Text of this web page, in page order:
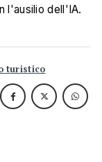
l'ausilio dell'IA.
turistico